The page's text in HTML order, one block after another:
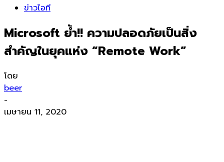
ข่าวไอที
Microsoft ย้ำ!! ความปลอดภัยเป็นสิ่ง
สำคัญในยุคแห่ง “Remote Work”
โดย
beer
-
เมษายน 11, 2020